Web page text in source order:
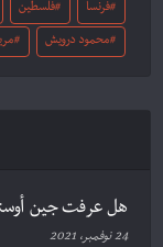
فرنسا فلسطين
محمود درويش
هل عرفت جين
24 نوفمبر، 2021